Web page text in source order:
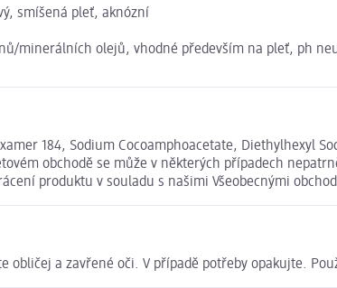
smíšená pleť, aknózní
minerálních olejů, vhodné především na pleť, ph
184, Sodium Cocoamphoacetate, Diethylhexyl
obchodě se může v některých případech
produktu v souladu s našimi Všeobecnými
a zavřené oči. V případě potřeby opakujte.